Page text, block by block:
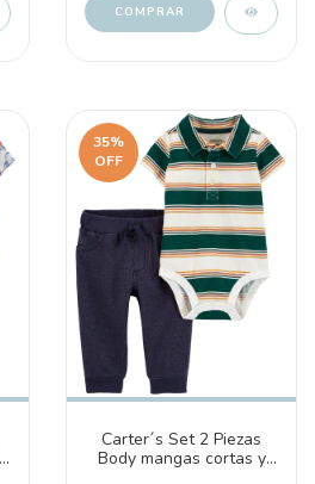
COMPRAR
35%
OFF
Carter´s Set 2 Piezas
Body mangas cortas y